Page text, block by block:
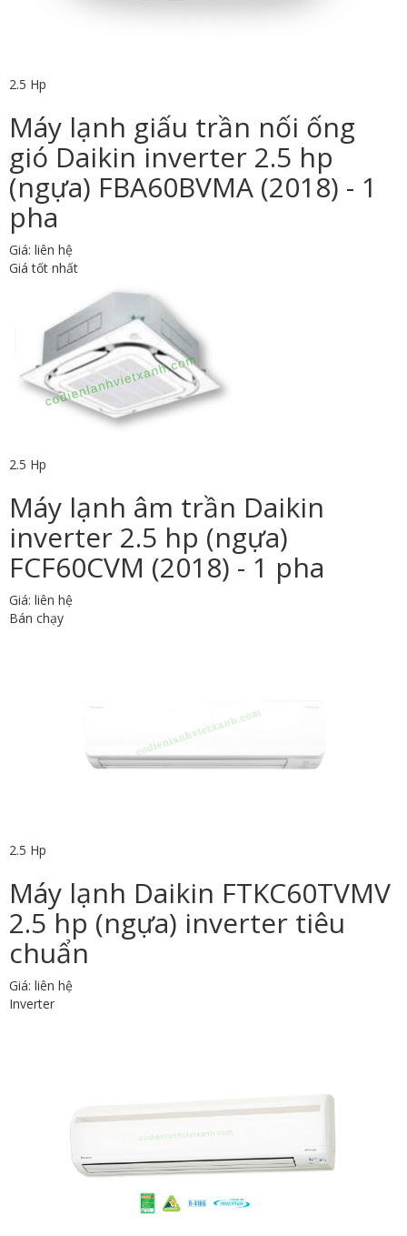
2.5 Hp
Máy lạnh giấu trần nối ống
gió Daikin inverter 2.5 hp
(ngựa) FBA60BVMA (2018) - 1
pha
Giá: liên hệ
Giá tốt nhất
2.5 Hp
Máy lạnh âm trần Daikin
inverter 2.5 hp (ngựa)
FCF60CVM (2018) - 1 pha
Giá: liên hệ
Bán chạy
2.5 Hp
Máy lạnh Daikin FTKC60TVMV
2.5 hp (ngựa) inverter tiêu
chuẩn
Giá: liên hệ
Inverter